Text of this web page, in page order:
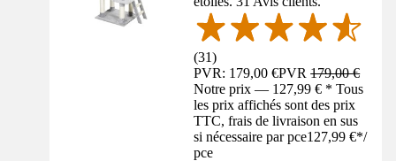
(31)
PVR: 179,00 €PVR179,00 €
Notre prix — 127,99 € * Tous
les prix affichés sont des prix
TTC, frais de livraison en sus
si nécessaire par pce127,99 €*/
pce